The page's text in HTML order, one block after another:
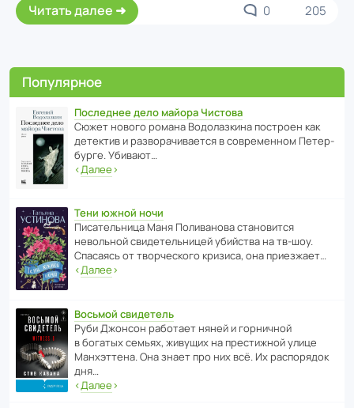
Читать далее 0 205
Популярное
Последнее дело майора Чистова
Сюжет нового романа Водо­ла­з­кина пост­роен как
дете­ктив и разво­ра­чи­ва­ется в совре­менном Пете­р­
бурге. Убивают…
‹Далее›
Тени южной ночи
Писа­тель­ница Маня Поли­ва­нова стано­вится
невольной свиде­тель­ницей убийства на тв-шоу.
Спасаясь от твор­че­с­кого кризиса, она приезжает…
‹Далее›
Восьмой свидетель
Руби Джонсон рабо­тает няней и горни­чной
в богатых семьях, живущих на прес­ти­жной улице
Манх­эт­тена. Она знает про них всё. Их распо­рядок
дня…
‹Далее›